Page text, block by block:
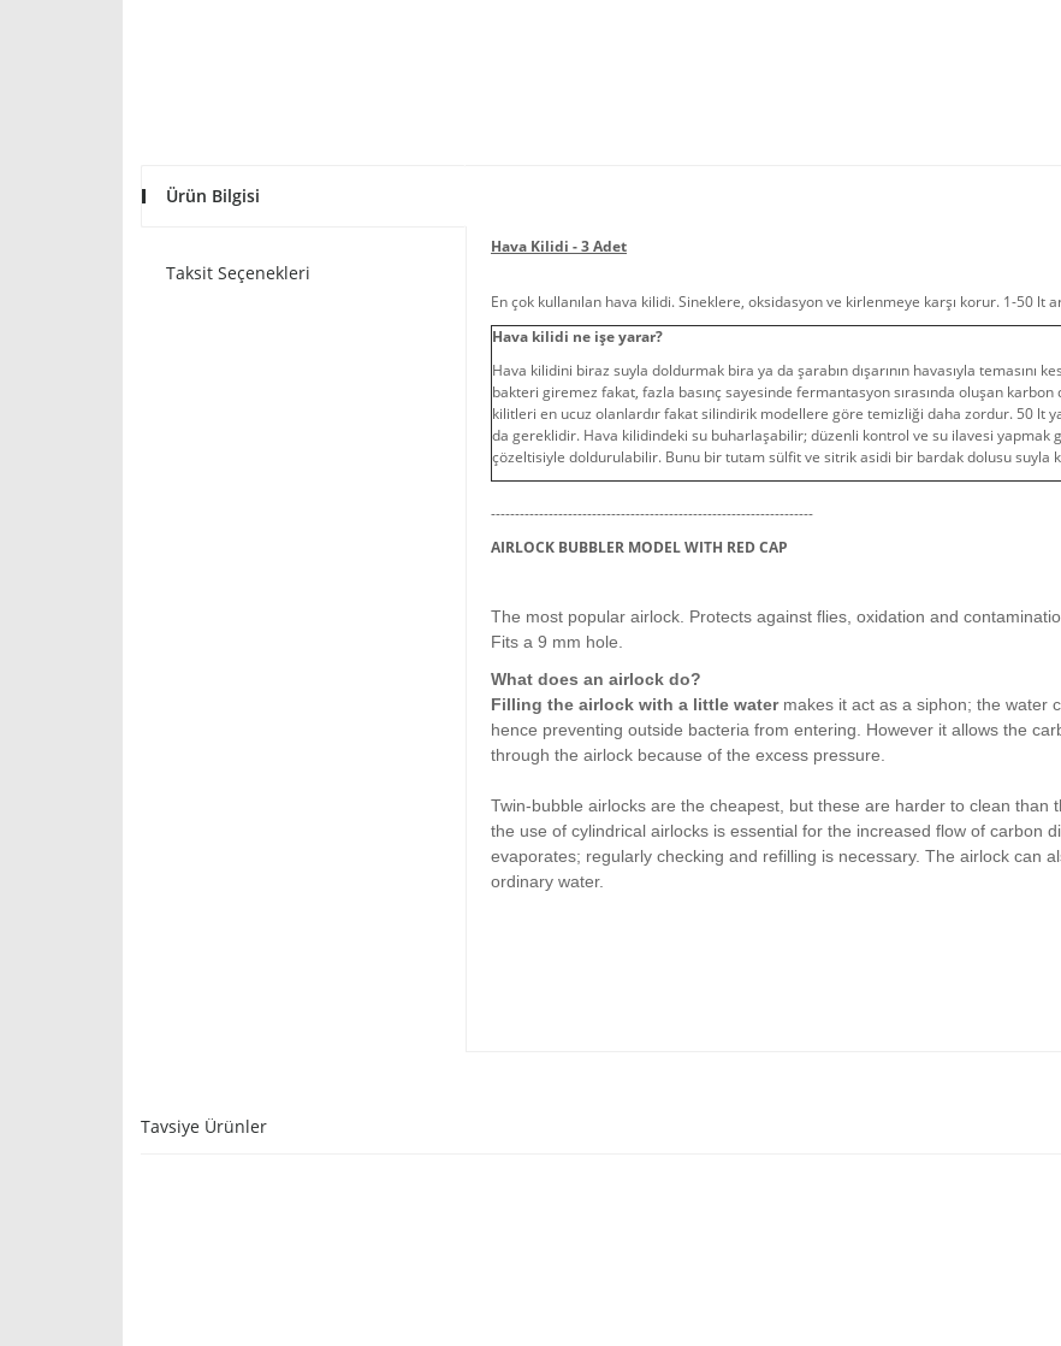
Ürün Bilgisi
Taksit Seçenekleri
Hava Kilidi - 3 Adet
En çok kullanılan hava kilidi. Sineklere, oksidasyon ve kirlenmeye karşı korur. 1-50 lt
Hava kilidi ne işe yarar?
Hava kilidini biraz suyla doldurmak bira ya da şarabın dışarının havasıyla temasını
bakteri giremez fakat, fazla basınç sayesinde fermantasyon sırasında oluşan
kilitleri en ucuz olanlardır fakat silindirik modellere göre temizliği daha zordur. 50 lt
da gereklidir. Hava kilidindeki su buharlaşabilir; düzenli kontrol ve su ilavesi
çözeltisiyle doldurulabilir. Bunu bir tutam sülfit ve sitrik asidi bir bardak dolusu suyla
-------------------------------------------------------------------
AIRLOCK BUBBLER MODEL WITH RED CAP
The most popular airlock. Protects against flies, oxidation and
Fits a 9 mm hole.
What does an airlock do?
Filling the airlock with a little watermakes it act as a siphon; the water
hence preventing outside bacteria from entering. However it allows the
through the airlock because of the excess pressure.
Twin-bubble airlocks are the cheapest, but these are harder to clean than
the use of cylindrical airlocks is essential for the increased flow of carbon
evaporates; regularly checking and refilling is necessary. The airlock can
ordinary water.
Tavsiye Ürünler